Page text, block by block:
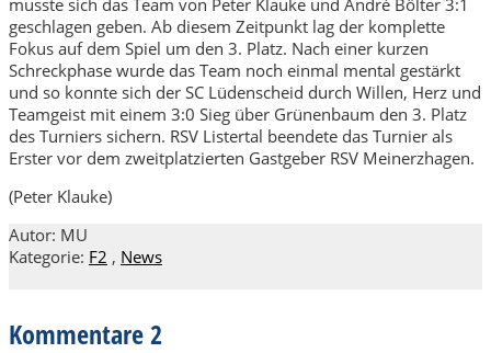
geschlagen geben. Ab diesem Zeitpunkt lag der komplette
Fokus auf dem Spiel um den 3. Platz. Nach einer kurzen
Schreckphase wurde das Team noch einmal mental gestärkt
und so konnte sich der SC Lüdenscheid durch Willen, Herz und
Teamgeist mit einem 3:0 Sieg über Grünenbaum den 3. Platz
des Turniers sichern. RSV Listertal beendete das Turnier als
Erster vor dem zweitplatzierten Gastgeber RSV Meinerzhagen.
(Peter Klauke)
Autor: MU
Kategorie: F2 , News
Kommentare2